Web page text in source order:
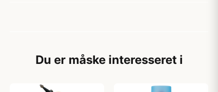
Du er måske interesseret i